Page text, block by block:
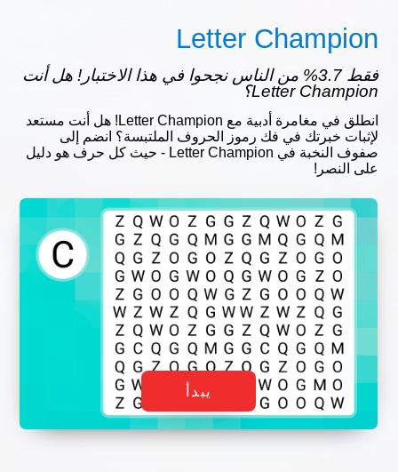
Letter Champion
فقط 3.7% من الناس نجحوا في هذا الاختبار! هل أنت
Letter Champion؟
انطلق في مغامرة أدبية مع Letter Champion! هل أنت مستعد
لإثبات خبرتك في فك رموز الحروف الملتبسة؟ انضم إلى
صفوف النخبة في Letter Champion - حيث كل حرف هو دليل
على النصر!
يبدأ